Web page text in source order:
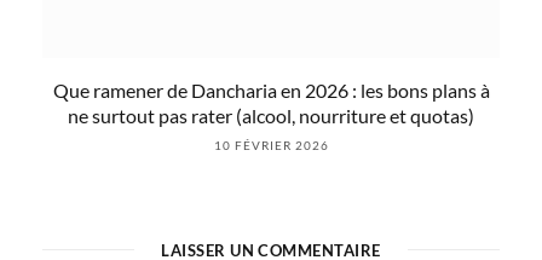
Que ramener de Dancharia en 2026 : les bons plans à
ne surtout pas rater (alcool, nourriture et quotas)
10 FÉVRIER 2026
LAISSER UN COMMENTAIRE